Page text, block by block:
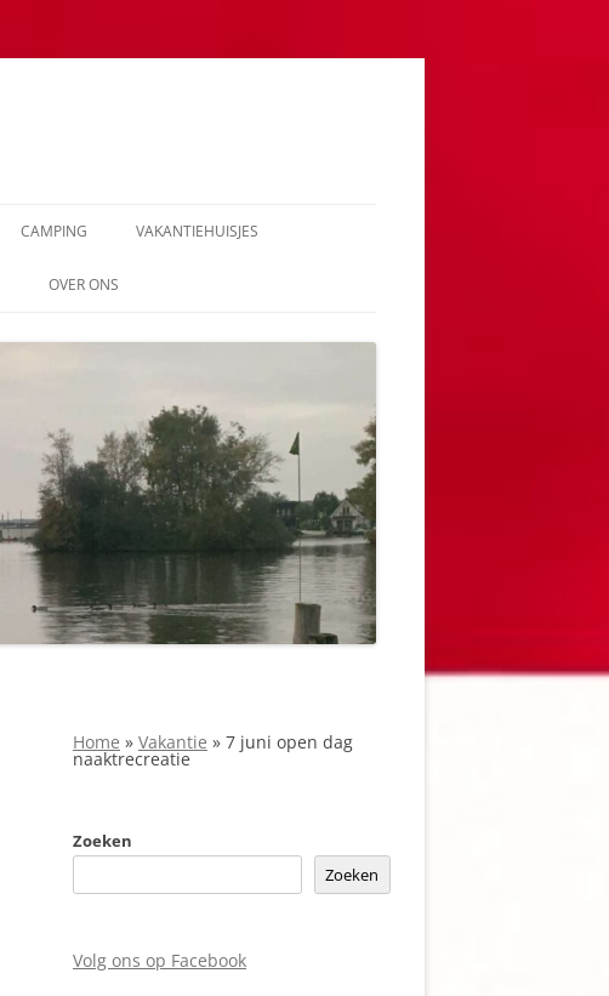
CAMPING VAKANTIEHUISJES
OVER ONS
Home » Vakantie » 7 juni open dag
naaktrecreatie
Zoeken
Zoeken
Volg ons op Facebook